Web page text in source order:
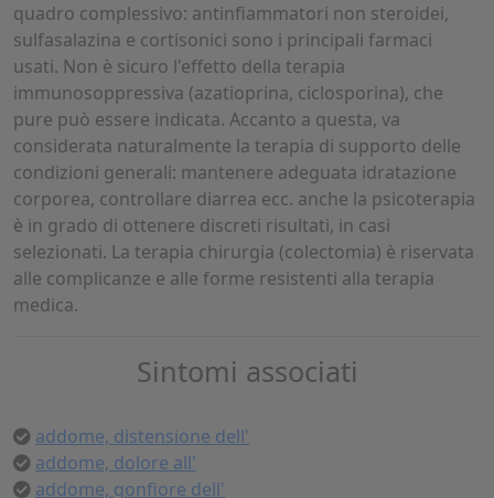
quadro complessivo: antinfiammatori non steroidei,
sulfasalazina e cortisonici sono i principali farmaci
usati. Non è sicuro l'effetto della terapia
immunosoppressiva (azatioprina, ciclosporina), che
pure può essere indicata. Accanto a questa, va
considerata naturalmente la terapia di supporto delle
condizioni generali: mantenere adeguata idratazione
corporea, controllare diarrea ecc. anche la psicoterapia
è in grado di ottenere discreti risultati, in casi
selezionati. La terapia chirurgia (colectomia) è riservata
alle complicanze e alle forme resistenti alla terapia
medica.
Sintomi associati
addome, distensione dell'
addome, dolore all'
addome, gonfiore dell'